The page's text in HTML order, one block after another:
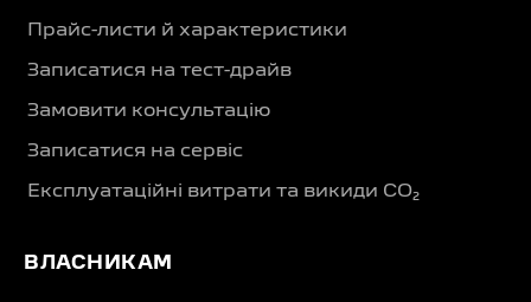
Прайс-листи й характеристики
Записатися на тест-драйв
Замовити консультацію
Записатися на сервіс
Експлуатаційні витрати та викиди CO₂
ВЛАСНИКАМ